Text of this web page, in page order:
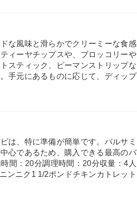
な風味と滑らかでクリーミーな食感
ィーヤチップスや、ブロッコリーや
スティック、ピーマンストリップな
手元にあるものに応じて、ディップ
は、特に準備が簡単です。バルサミ
心であるため、購入できる最高のバ
間：20分調理時間：20分収量：4人
ンニク1 1/2ポンドチキンカトレット